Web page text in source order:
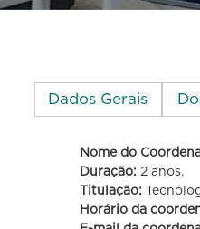
em
Dados Gerais
Nome do
Duração: 2 anos.
Titulação:
Horário da